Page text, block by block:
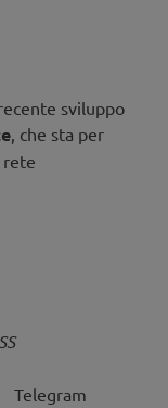
sviluppo
, che sta per
rete
Telegram